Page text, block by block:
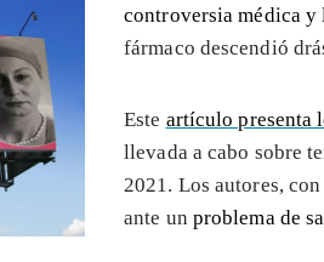
controversia médica y
fármaco descendió
Este artículo presenta
llevada a cabo sobre
2021. Los autores,
ante un problema de